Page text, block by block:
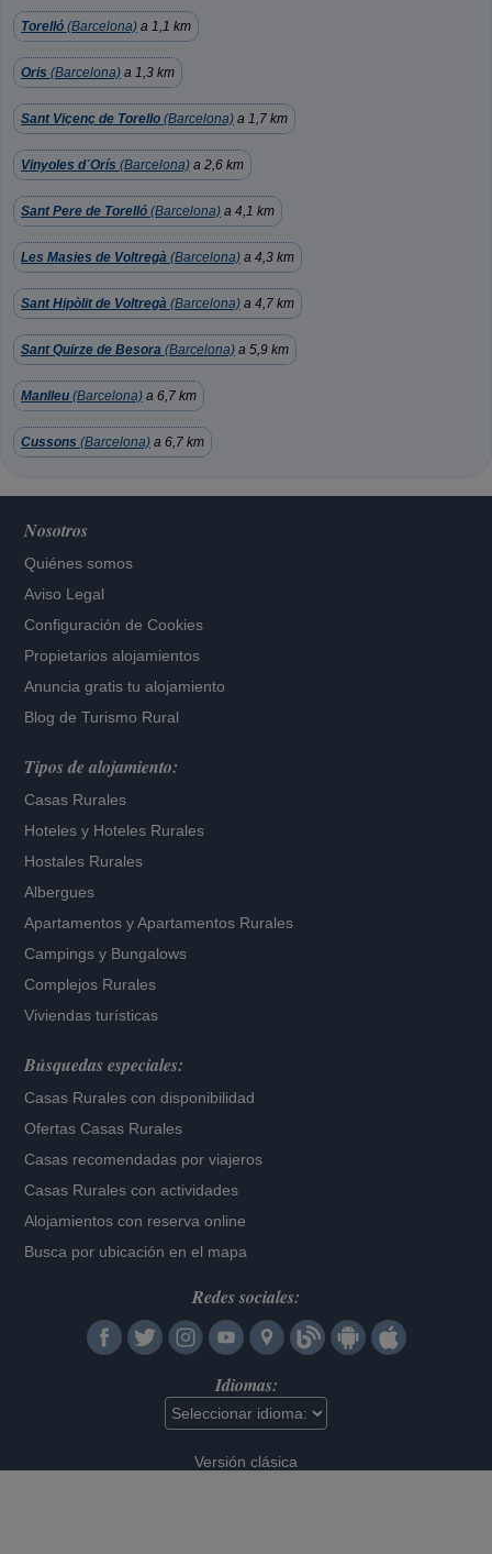
Torelló (Barcelona) a 1,1 km
Oris (Barcelona) a 1,3 km
Sant Viçenç de Torello (Barcelona) a 1,7 km
Vinyoles d´Orís (Barcelona) a 2,6 km
Sant Pere de Torelló (Barcelona) a 4,1 km
Les Masies de Voltregà (Barcelona) a 4,3 km
Sant Hipòlit de Voltregà (Barcelona) a 4,7 km
Sant Quirze de Besora (Barcelona) a 5,9 km
Manlleu (Barcelona) a 6,7 km
Cussons (Barcelona) a 6,7 km
Nosotros
Quiénes somos
Aviso Legal
Configuración de Cookies
Propietarios alojamientos
Anuncia gratis tu alojamiento
Blog de Turismo Rural
Tipos de alojamiento:
Casas Rurales
Hoteles y Hoteles Rurales
Hostales Rurales
Albergues
Apartamentos yApartamentos Rurales
Campings y Bungalows
Complejos Rurales
Viviendas turísticas
Búsquedas especiales:
Casas Rurales con disponibilidad
Ofertas Casas Rurales
Casas recomendadas por viajeros
Casas Rurales con actividades
Alojamientos con reserva online
Busca por ubicación en el mapa
Redes sociales:
Idiomas:
Versión clásica